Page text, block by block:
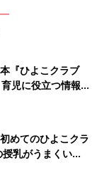
お出かけに
『ひよこクラブ
児に役立つ情報が
めてのひよこクラ
乳がうまくい
トラブル 解決テ